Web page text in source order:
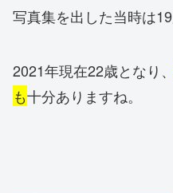
写真集を出した当時は
2021年現在22歳となり、
も十分ありますね。